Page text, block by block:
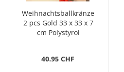
Weihnachtsballkränze
2 pcs Gold 33 x 33 x 7
cm Polystyrol
40.95 CHF